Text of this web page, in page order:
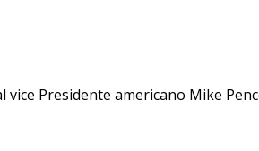
Presidente americano Mike